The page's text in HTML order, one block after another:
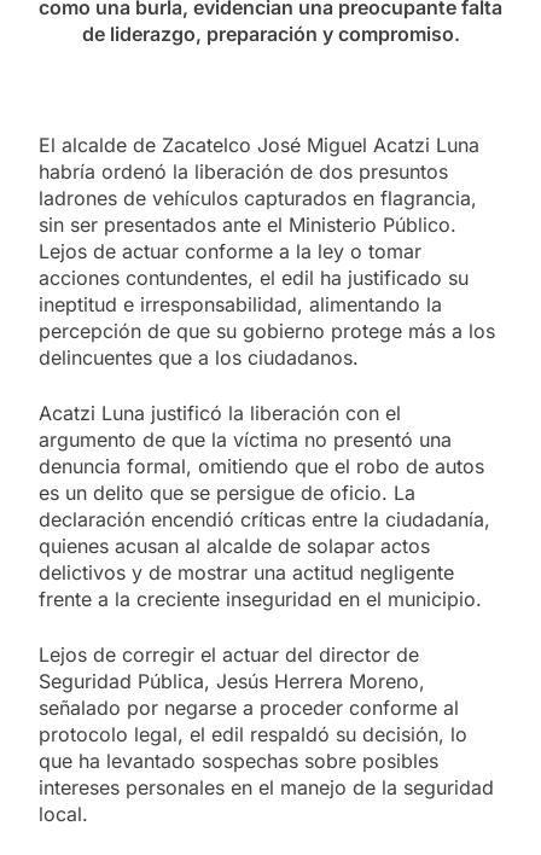
como una burla, evidencian una preocupante falta
de liderazgo, preparación y compromiso.
El alcalde de Zacatelco José Miguel Acatzi Luna
habría ordenó la liberación de dos presuntos
ladrones de vehículos capturados en flagrancia,
sin ser presentados ante el Ministerio Público.
Lejos de actuar conforme a la ley o tomar
acciones contundentes, el edil ha justificado su
ineptitud e irresponsabilidad, alimentando la
percepción de que su gobierno protege más a los
delincuentes que a los ciudadanos.
Acatzi Luna justificó la liberación con el
argumento de que la víctima no presentó una
denuncia formal, omitiendo que el robo de autos
es un delito que se persigue de oficio. La
declaración encendió críticas entre la ciudadanía,
quienes acusan al alcalde de solapar actos
delictivos y de mostrar una actitud negligente
frente a la creciente inseguridad en el municipio.
Lejos de corregir el actuar del director de
Seguridad Pública, Jesús Herrera Moreno,
señalado por negarse a proceder conforme al
protocolo legal, el edil respaldó su decisión, lo
que ha levantado sospechas sobre posibles
intereses personales en el manejo de la seguridad
local.